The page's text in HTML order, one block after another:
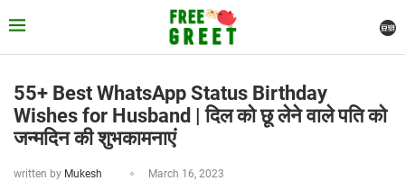
55+ Best WhatsApp Status Birthday
Wishes for Husband | दिल को छू लेने वाले पति को
जन्मदिन की शुभकामनाएं
written by Mukesh March 16, 2023